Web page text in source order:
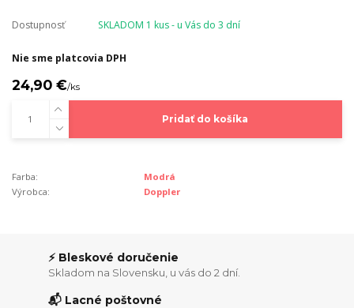
Dostupnosť SKLADOM 1 kus - u Vás do 3 dní
Nie sme platcovia DPH
24,90 €/ks
Pridať do košíka
Farba:
Modrá
Výrobca:
Doppler
⚡ Bleskové doručenie
Skladom na Slovensku, u vás do 2 dní.
📬 Lacné poštovné